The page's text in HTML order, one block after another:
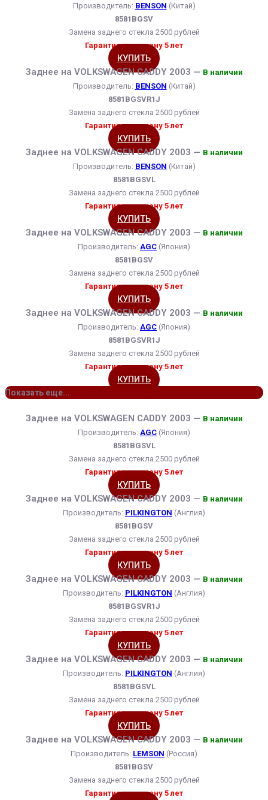
Производитель: BENSON (Китай)
8581BGSV
Замена заднего стекла 2500 рублей
Гарантия на замену 5 лет
КУПИТЬ
Заднее на VOLKSWAGEN CADDY 2003 — В наличии
Производитель: BENSON (Китай)
8581BGSVR1J
Замена заднего стекла 2500 рублей
Гарантия на замену 5 лет
КУПИТЬ
Заднее на VOLKSWAGEN CADDY 2003 — В наличии
Производитель: BENSON (Китай)
8581BGSVL
Замена заднего стекла 2500 рублей
Гарантия на замену 5 лет
КУПИТЬ
Заднее на VOLKSWAGEN CADDY 2003 — В наличии
Производитель: AGC (Япония)
8581BGSV
Замена заднего стекла 2500 рублей
Гарантия на замену 5 лет
КУПИТЬ
Заднее на VOLKSWAGEN CADDY 2003 — В наличии
Производитель: AGC (Япония)
8581BGSVR1J
Замена заднего стекла 2500 рублей
Гарантия на замену 5 лет
КУПИТЬ
Показать еще...
Заднее на VOLKSWAGEN CADDY 2003 — В наличии
Производитель: AGC (Япония)
8581BGSVL
Замена заднего стекла 2500 рублей
Гарантия на замену 5 лет
КУПИТЬ
Заднее на VOLKSWAGEN CADDY 2003 — В наличии
Производитель: PILKINGTON (Англия)
8581BGSV
Замена заднего стекла 2500 рублей
Гарантия на замену 5 лет
КУПИТЬ
Заднее на VOLKSWAGEN CADDY 2003 — В наличии
Производитель: PILKINGTON (Англия)
8581BGSVR1J
Замена заднего стекла 2500 рублей
Гарантия на замену 5 лет
КУПИТЬ
Заднее на VOLKSWAGEN CADDY 2003 — В наличии
Производитель: PILKINGTON (Англия)
8581BGSVL
Замена заднего стекла 2500 рублей
Гарантия на замену 5 лет
КУПИТЬ
Заднее на VOLKSWAGEN CADDY 2003 — В наличии
Производитель: LEMSON (Россия)
8581BGSV
Замена заднего стекла 2500 рублей
Гарантия на замену 5 лет